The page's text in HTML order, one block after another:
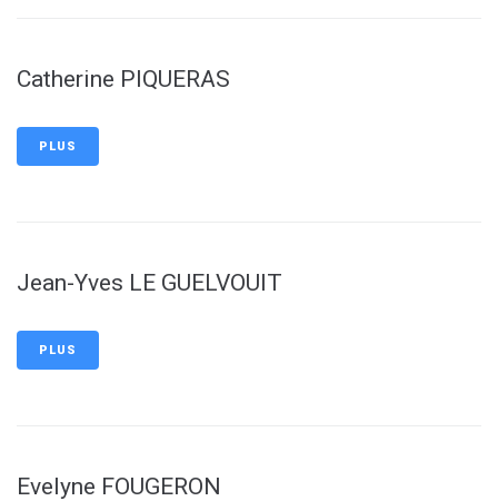
Catherine PIQUERAS
PLUS
Jean-Yves LE GUELVOUIT
PLUS
Evelyne FOUGERON